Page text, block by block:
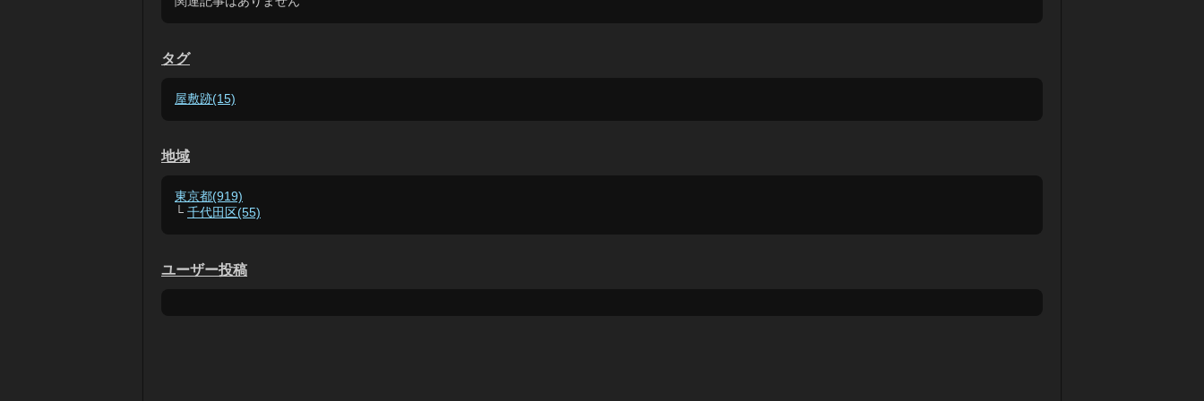
タグ
屋敷跡(15)
地域
東京都(919)
└ 千代田区(55)
ユーザー投稿